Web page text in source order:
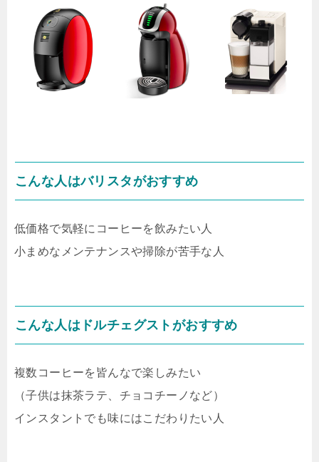
こんな人はバリスタがおすすめ
低価格で気軽にコーヒーを飲みたい人
小まめなメンテナンスや掃除が苦手な人
こんな人はドルチェグストがおすすめ
複数コーヒーを皆んなで楽しみたい
（子供は抹茶ラテ、チョコチーノなど）
インスタントでも味にはこだわりたい人